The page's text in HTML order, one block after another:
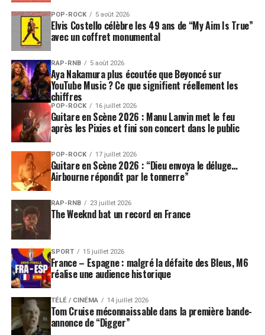
POP-ROCK 5 août 2026
Elvis Costello célèbre les 49 ans de “My Aim Is True”
avec un coffret monumental
RAP-RNB 5 août 2026
Aya Nakamura plus écoutée que Beyoncé sur
YouTube Music ? Ce que signifient réellement les
chiffres
POP-ROCK 16 juillet 2026
Guitare en Scène 2026 : Manu Lanvin met le feu
après les Pixies et fini son concert dans le public
POP-ROCK 17 juillet 2026
Guitare en Scène 2026 : “Dieu envoya le déluge…
Airbourne répondit par le tonnerre”
RAP-RNB 23 juillet 2026
The Weeknd bat un record en France
SPORT 15 juillet 2026
France – Espagne : malgré la défaite des Bleus, M6
réalise une audience historique
TÉLÉ / CINÉMA 14 juillet 2026
Tom Cruise méconnaissable dans la première bande-
annonce de “Digger”